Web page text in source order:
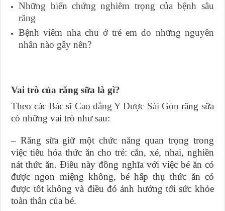
Những biến chứng nghiêm trọng của bệnh sâu
răng
Bệnh viêm nha chu ở trẻ em do những nguyên
nhân nào gây nên?
Vai trò của răng sữa là gì?
Theo các Bác sĩ Cao đẳng Y Dược Sài Gòn răng sữa
có những vai trò như sau:
– Răng sữa giữ một chức năng quan trọng trong
việc tiêu hóa thức ăn cho trẻ: cắn, xé, nhai, nghiền
nát thức ăn. Điều này đồng nghĩa với việc bé ăn có
được ngon miệng không, bé hấp thụ thức ăn có
được tốt không và điều đó ảnh hưởng tới sức khỏe
toàn thân của bé.